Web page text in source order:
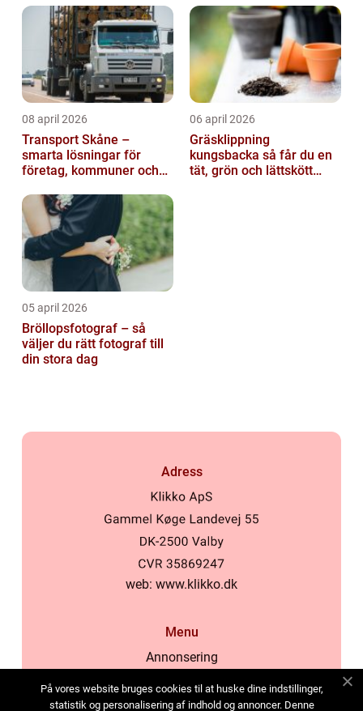
08 april 2026
Transport Skåne –
smarta lösningar för
företag, kommuner och
06 april 2026
Gräsklippning
kungsbacka så får du en
tät, grön och lättskött
05 april 2026
Bröllopsfotograf – så
väljer du rätt fotograf till
din stora dag
Adress
web: www.klikko.dk
Menu
Annonsering
Cookies
På vores website bruges cookies til at huske dine indstillinger,
statistik og personalisering af indhold og annoncer. Denne